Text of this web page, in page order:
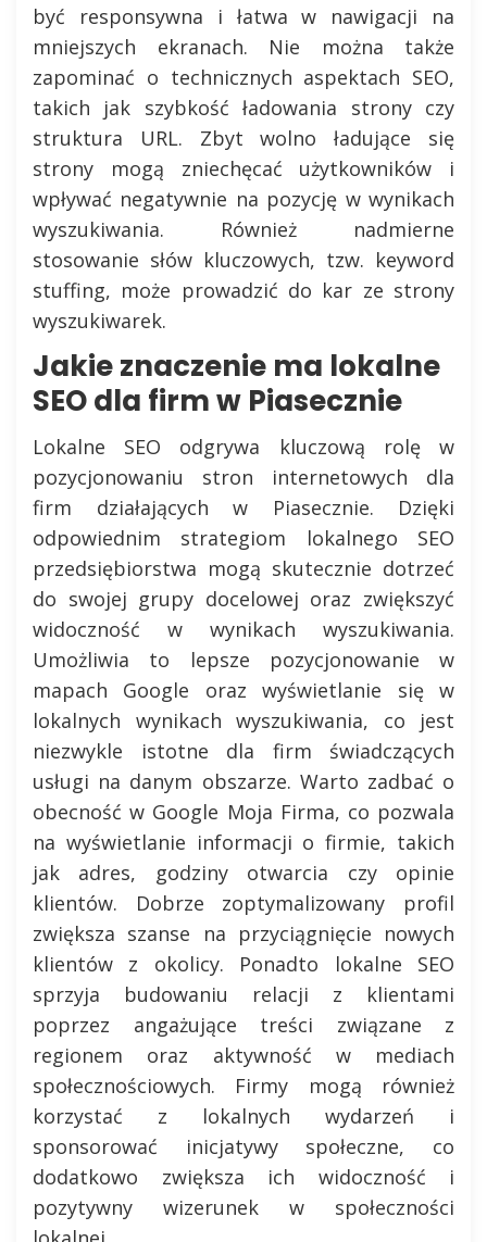
być responsywna i łatwa w nawigacji na
mniejszych ekranach. Nie można także
zapominać o technicznych aspektach SEO,
takich jak szybkość ładowania strony czy
struktura URL. Zbyt wolno ładujące się
strony mogą zniechęcać użytkowników i
wpływać negatywnie na pozycję w wynikach
wyszukiwania. Również nadmierne
stosowanie słów kluczowych, tzw. keyword
stuffing, może prowadzić do kar ze strony
wyszukiwarek.
Jakie znaczenie ma lokalne
SEO dla firm w Piasecznie
Lokalne SEO odgrywa kluczową rolę w
pozycjonowaniu stron internetowych dla
firm działających w Piasecznie. Dzięki
odpowiednim strategiom lokalnego SEO
przedsiębiorstwa mogą skutecznie dotrzeć
do swojej grupy docelowej oraz zwiększyć
widoczność w wynikach wyszukiwania.
Umożliwia to lepsze pozycjonowanie w
mapach Google oraz wyświetlanie się w
lokalnych wynikach wyszukiwania, co jest
niezwykle istotne dla firm świadczących
usługi na danym obszarze. Warto zadbać o
obecność w Google Moja Firma, co pozwala
na wyświetlanie informacji o firmie, takich
jak adres, godziny otwarcia czy opinie
klientów. Dobrze zoptymalizowany profil
zwiększa szanse na przyciągnięcie nowych
klientów z okolicy. Ponadto lokalne SEO
sprzyja budowaniu relacji z klientami
poprzez angażujące treści związane z
regionem oraz aktywność w mediach
społecznościowych. Firmy mogą również
korzystać z lokalnych wydarzeń i
sponsorować inicjatywy społeczne, co
dodatkowo zwiększa ich widoczność i
pozytywny wizerunek w społeczności